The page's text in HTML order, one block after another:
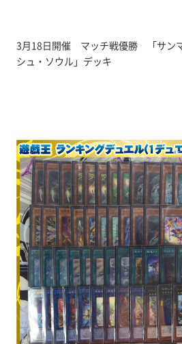
3月18日開催 マッチ戦優勝 「サン
シュ・ソウル」デッキ